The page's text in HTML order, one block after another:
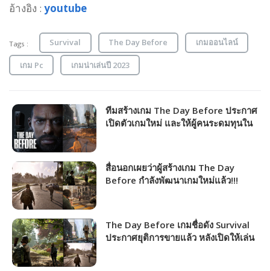
อ้างอิง : youtube
Tags : Survival The Day Before เกมออนไลน์
เกม Pc เกมน่าเล่นปี 2023
ทีมสร้างเกม The Day Before ประกาศ
เปิดตัวเกมใหม่ และให้ผู้คนระดมทุนใน
สื่อนอกเผยว่าผู้สร้างเกม The Day
Before กำลังพัฒนาเกมใหม่แล้ว!!!
The Day Before เกมชื่อดัง Survival
ประกาศยุติการขายแล้ว หลังเปิดให้เล่น